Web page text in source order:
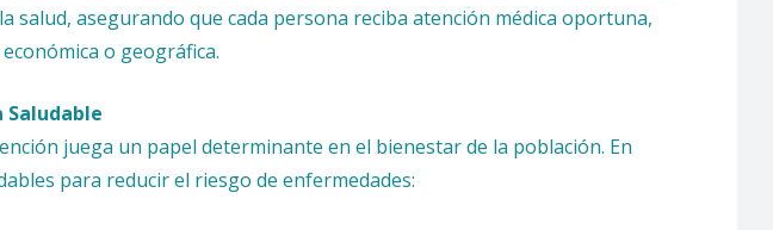
salud, asegurando que cada persona reciba atención médica oportuna,
o geográfica.
Saludable
juega un papel determinante en el bienestar de la población. En
para reducir el riesgo de enfermedades: